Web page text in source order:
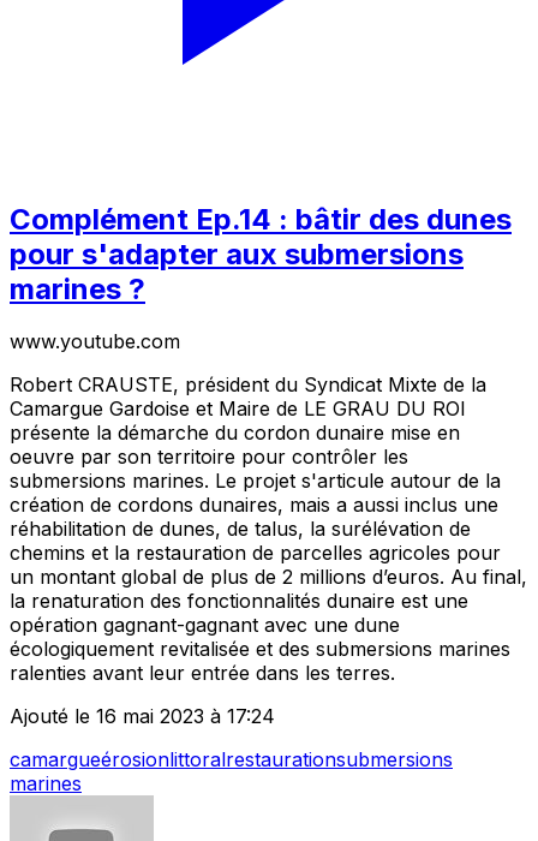
Complément Ep.14 : bâtir des dunes
pour s'adapter aux submersions
marines ?
www.youtube.com
Robert CRAUSTE, président du Syndicat Mixte de la
Camargue Gardoise et Maire de LE GRAU DU ROI
présente la démarche du cordon dunaire mise en
oeuvre par son territoire pour contrôler les
submersions marines. Le projet s'articule autour de la
création de cordons dunaires, mais a aussi inclus une
réhabilitation de dunes, de talus, la surélévation de
chemins et la restauration de parcelles agricoles pour
un montant global de plus de 2 millions d’euros. Au final,
la renaturation des fonctionnalités dunaire est une
opération gagnant-gagnant avec une dune
écologiquement revitalisée et des submersions marines
ralenties avant leur entrée dans les terres.
Ajouté le 16 mai 2023 à 17:24
camargueérosionlittoralrestaurationsubmersions
marines